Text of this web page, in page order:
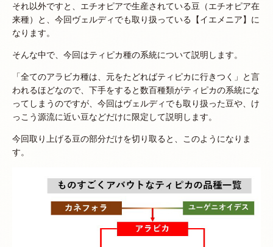
それ以外ですと、エチオピアで生産されている豆（エチオピア在
来種）と、今回ヴェルディでも取り扱っている【イエメニア】に
なります。
そんな中で、今回はティピカ種の系統について説明します。
「全てのアラビカ種は、元をたどればティピカに行きつく」と言
われるほどなので、下手をすると数百種類がティピカの系統にな
ってしまうのですが、今回はヴェルディでも取り扱った豆や、け
っこう源流に近い豆などだけに限定して説明します。
今回取り上げる豆の部分だけを切り取ると、このようになりま
す。